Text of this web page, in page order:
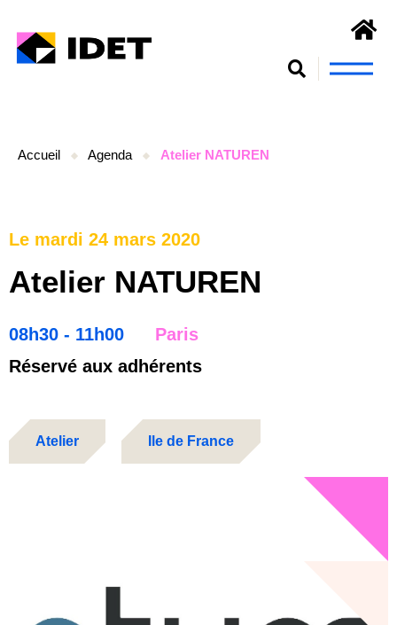
Accueil Agenda Atelier NATUREN
Le mardi 24 mars 2020
Atelier NATUREN
08h30 - 11h00
Paris
Réservé aux adhérents
Atelier Ile de France